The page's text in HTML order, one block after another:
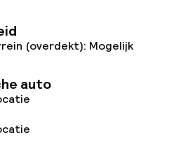
(overdekt): Mogelijk
auto